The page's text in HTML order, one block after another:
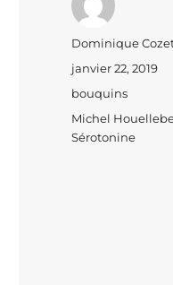
Auteur
Dominique
Publié
le
janvier 22, 2019
Catégories
bouquins
Étiquettes
Michel
Sérotonine